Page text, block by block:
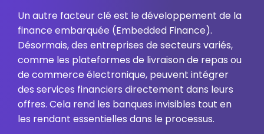
Un autre facteur clé est le développement de la
finance embarquée (Embedded Finance).
Désormais, des entreprises de secteurs variés,
comme les plateformes de livraison de repas ou
de commerce électronique, peuvent intégrer
des services financiers directement dans leurs
offres. Cela rend les banques invisibles tout en
les rendant essentielles dans le processus.